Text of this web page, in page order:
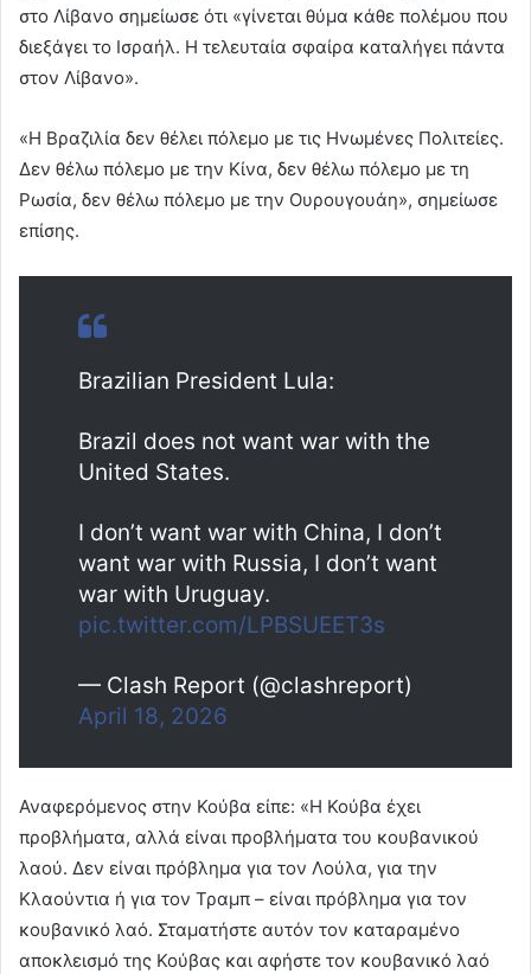
στο Λίβανο σημείωσε ότι «γίνεται θύμα κάθε πολέμου που
διεξάγει το Ισραήλ. Η τελευταία σφαίρα καταλήγει πάντα
στον Λίβανο».
«Η Βραζιλία δεν θέλει πόλεμο με τις Ηνωμένες Πολιτείες.
Δεν θέλω πόλεμο με την Κίνα, δεν θέλω πόλεμο με τη
Ρωσία, δεν θέλω πόλεμο με την Ουρουγουάη», σημείωσε
επίσης.
Brazilian President Lula:
Brazil does not want war with the
United States.
I don’t want war with China, I don’t
want war with Russia, I don’t want
war with Uruguay.
pic.twitter.com/LPBSUEET3s
— Clash Report (@clashreport)
April 18, 2026
Αναφερόμενος στην Κούβα είπε: «Η Κούβα έχει
προβλήματα, αλλά είναι προβλήματα του κουβανικού
λαού. Δεν είναι πρόβλημα για τον Λούλα, για την
Κλαούντια ή για τον Τραμπ – είναι πρόβλημα για τον
κουβανικό λαό. Σταματήστε αυτόν τον καταραμένο
αποκλεισμό της Κούβας και αφήστε τον κουβανικό λαό